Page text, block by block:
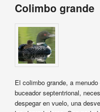
Colimbo grande
El colimbo grande, a
buceador septentrional,
despegar en vuelo, una